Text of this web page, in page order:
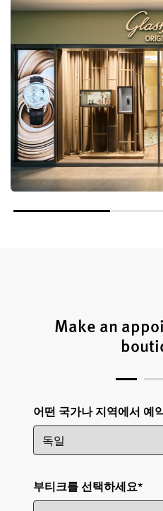
Make an
어떤 국가나 지역에서 예
부티크를 선택하세요*